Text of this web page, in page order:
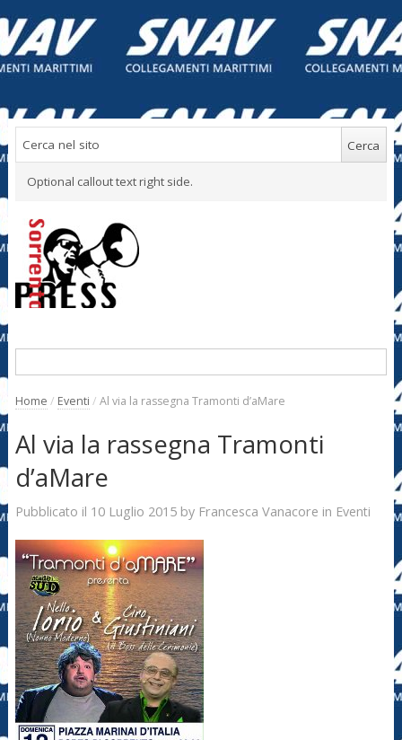
Optional callout text right side.
Home / Eventi / Al via la rassegna Tramonti d’aMare
Al via la rassegna Tramonti
d’aMare
Pubblicato il 10 Luglio 2015by Francesca Vanacore in Eventi